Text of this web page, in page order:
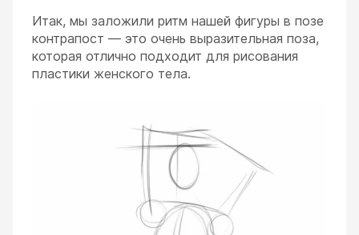
Итак, мы заложили ритм нашей фигуры в позе
контрапост — это очень выразительная поза,
которая отлично подходит для рисования
пластики женского тела.